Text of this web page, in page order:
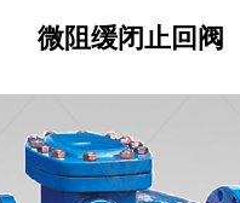
微阻缓闭止回阀